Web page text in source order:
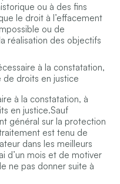
ou à des fins
le droit à l’effacement
ou de
réalisation des objectifs
à la constatation,
de droits en justice
à la constatation, à
en justice.Sauf
général sur la protection
est tenu de
dans les meilleurs
d’un mois et de motiver
ne pas donner suite à